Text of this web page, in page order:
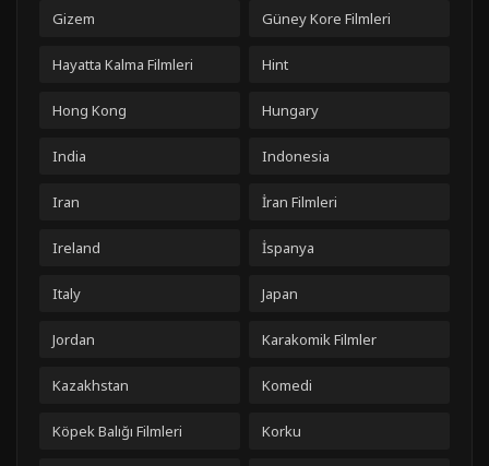
Gizem Güney Kore Filmleri
Hayatta Kalma Filmleri Hint
Hong Kong Hungary
India Indonesia
Iran İran Filmleri
Ireland İspanya
Italy Japan
Jordan Karakomik Filmler
Kazakhstan Komedi
Köpek Balığı Filmleri Korku